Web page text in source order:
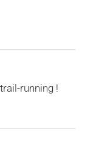
running !